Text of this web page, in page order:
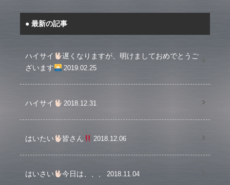
最新の記事
ハイサイ
遅くなりますが、明けましておめでとうご
ざいます
2019.02.25
ハイサイ 2018.12.31
はいたい 皆さん 2018.12.06
はいさい 今日は、、、 2018.11.04